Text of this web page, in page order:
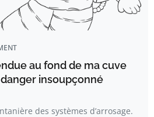
au fond de ma cuve
danger insoupçonné
des systèmes d’arrosage.